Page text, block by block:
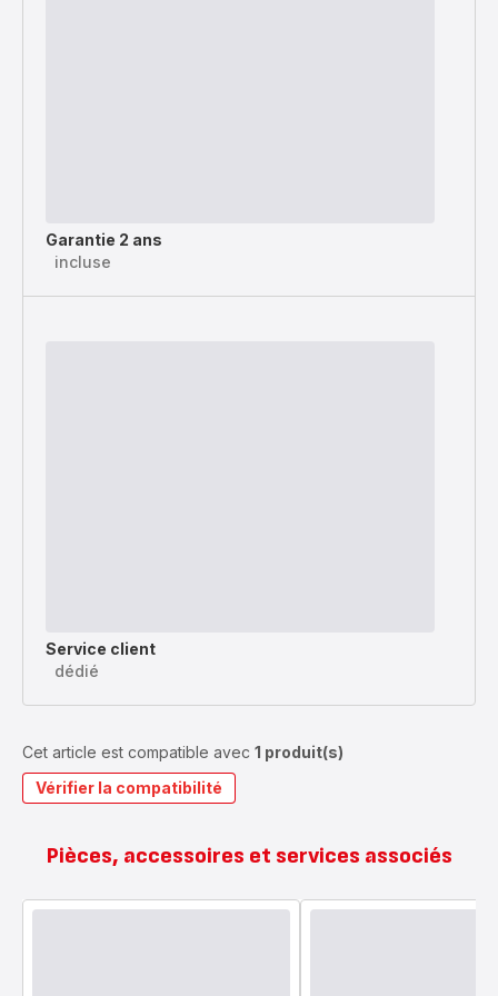
Garantie 2 ans
incluse
Service client
dédié
Cet article est compatible avec 1 produit(s)
Vérifier la compatibilité
Pièces, accessoires et services associés